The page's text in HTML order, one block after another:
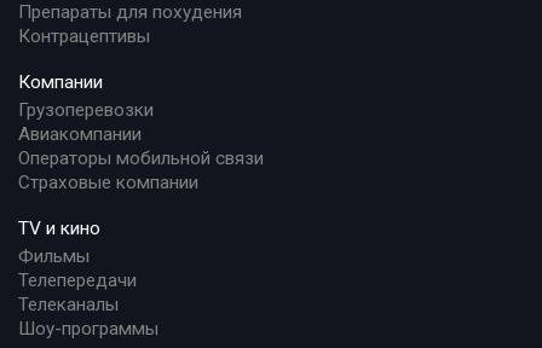
Препараты для похудения
Контрацептивы
Компании
Грузоперевозки
Авиакомпании
Операторы мобильной связи
Страховые компании
TV и кино
Фильмы
Телепередачи
Телеканалы
Шоу-программы